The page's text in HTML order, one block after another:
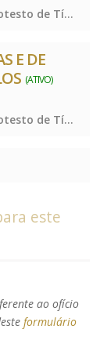
Notas, Protesto de Títulos, Notas, Protesto de Títulos, Notas, Protesto de Títulos
E DE
(ATIVO)
Notas, Protesto de Títulos, Notas, Protesto de Títulos, Notas, Protesto de Títulos
este
ao ofício
formulário